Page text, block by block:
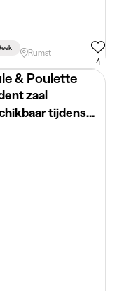
Rumst
4
& Poulette
zaal
tijdens